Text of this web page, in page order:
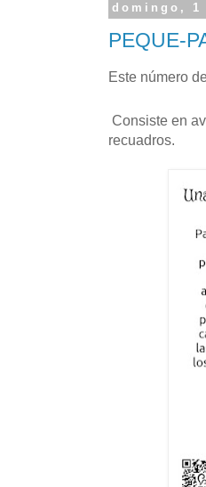
domingo, 1
PEQUE-
Este número
Consiste en
recuadros.